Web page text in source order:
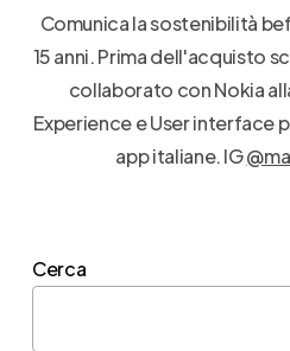
Comunica la sostenibilità
15 anni. Prima dell'acquisto
collaborato con Nokia
Experience e User interface
app italiane. IG
Cerca